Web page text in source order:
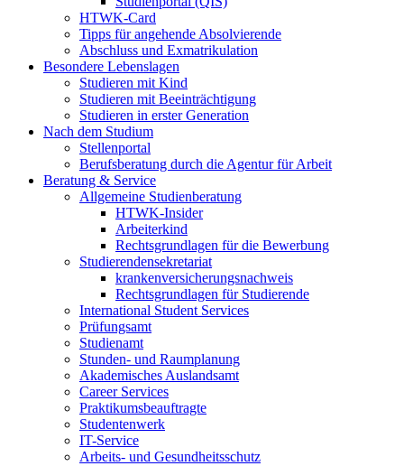
HTWK-Card
Tipps für angehende Absolvierende
Abschluss und Exmatrikulation
Besondere Lebenslagen
Studieren mit Kind
Studieren mit Beeinträchtigung
Studieren in erster Generation
Nach dem Studium
Stellenportal
Berufsberatung durch die Agentur für Arbeit
Beratung & Service
Allgemeine Studienberatung
HTWK-Insider
Arbeiterkind
Rechtsgrundlagen für die Bewerbung
Studierendensekretariat
krankenversicherungsnachweis
Rechtsgrundlagen für Studierende
International Student Services
Prüfungsamt
Studienamt
Stunden- und Raumplanung
Akademisches Auslandsamt
Career Services
Praktikumsbeauftragte
Studentenwerk
IT-Service
Arbeits- und Gesundheitsschutz